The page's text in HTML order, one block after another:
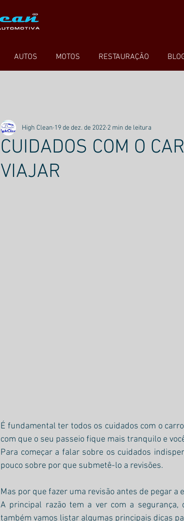
AUTOS MOTOS RESTAURAÇÃO
CUIDADOS COM O
VIAJAR
High Clean 19 de dez. de 2022 2 min de leitura
É fundamental ter todos os cuidados com o
com que o seu passeio fique mais tranquilo e
Para começar a falar sobre os cuidados
pouco sobre por que submetê-lo a revisões.
Mas por que fazer uma revisão antes de pegar a
A principal razão tem a ver com a
também vamos listar algumas principais dicas